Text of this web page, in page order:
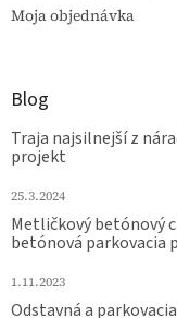
Moja objednávka
Blog
Traja najsilnejší z
projekt
25.3.2024
Metličkový betónový
betónová parkovacia
1.11.2023
Odstavná a